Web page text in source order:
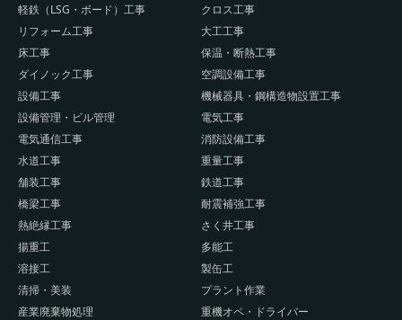
軽鉄（LSG・ボード）工事
クロス工事
リフォーム工事
大工工事
床工事
保温・断熱工事
ダイノック工事
空調設備工事
設備工事
機械器具・鋼構造物設置工事
設備管理・ビル管理
電気工事
電気通信工事
消防設備工事
水道工事
重量工事
舗装工事
鉄道工事
橋梁工事
耐震補強工事
熱絶縁工事
さく井工事
揚重工
多能工
溶接工
製缶工
清掃・美装
プラント作業
産業廃棄物処理
重機オペ・ドライバー